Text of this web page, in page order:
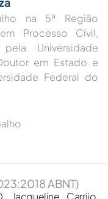
na 5ª Região
Processo Civil,
Universidade
em Estado e
Federal do
ABNT)